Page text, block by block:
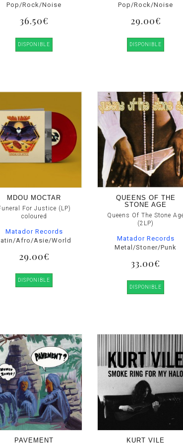
Pop/Rock/Noise
36.50€
DISPONIBLE
Pop/Rock/Noise
29.00€
DISPONIBLE
MDOU MOCTAR
For Justice (LP)
coloured
Matador Records
Afro/Asie/World
29.00€
DISPONIBLE
QUEENS OF THE
STONE AGE
Queens Of The Stone
(2LP)
Matador Records
Metal/Stoner/Punk
33.00€
DISPONIBLE
PAVEMENT KURT VILE